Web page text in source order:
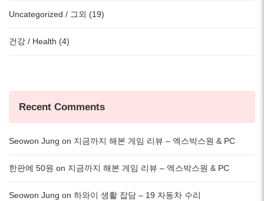
Uncategorized / 그외 (19)
건강 / Health (4)
Recent Comments
Seowon Jung on 지금까지 해본 게임 리뷰 – 엑스박스원 & PC
한판에 50원 on 지금까지 해본 게임 리뷰 – 엑스박스원 & PC
Seowon Jung on 하와이 생활 잡담 – 19 자동차 수리